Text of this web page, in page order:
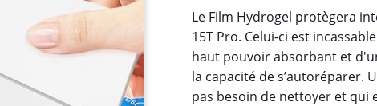
Le Film Hydrogel protègera
15T Pro. Celui-ci est
haut pouvoir absorbant et
la capacité de s’autoréparer.
pas besoin de nettoyer et qui